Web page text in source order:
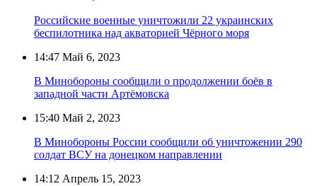
Российские военные уничтожили 22 украинских
беспилотника над акваторией Чёрного моря
14:47 Май 6, 2023
В Минобороны сообщили о продолжении боёв в
западной части Артёмовска
15:40 Май 2, 2023
В Минобороны России сообщили об уничтожении 290
солдат ВСУ на донецком направлении
14:12 Апрель 15, 2023